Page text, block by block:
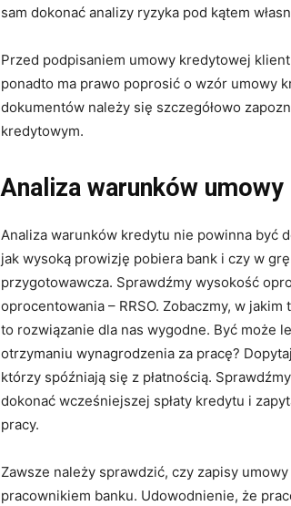
sam dokonać analizy ryzyka pod kątem
Przed podpisaniem umowy kredytowej
ponadto ma prawo poprosić o wzór umowy
dokumentów należy się szczegółowo
kredytowym.
Analiza warunków
Analiza warunków kredytu nie powinna być
jak wysoką prowizję pobiera bank i czy w
przygotowawcza. Sprawdźmy wysokość
oprocentowania – RRSO. Zobaczmy, w
to rozwiązanie dla nas wygodne. Być może
otrzymaniu wynagrodzenia za pracę?
którzy spóźniają się z płatnością.
dokonać wcześniejszej spłaty kredytu i
pracy.
Zawsze należy sprawdzić, czy zapisy
pracownikiem banku. Udowodnienie, że